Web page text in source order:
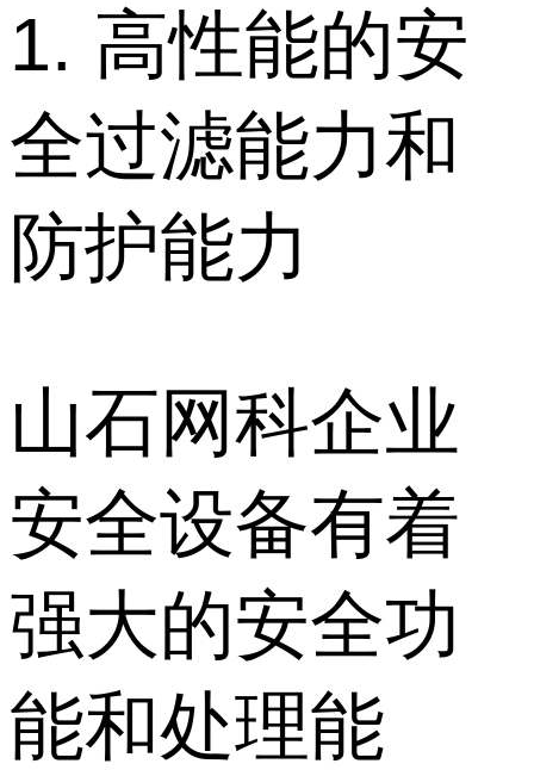
1. 高性能的安
全过滤能力和
防护能力
山石网科企业
安全设备有着
强大的安全功
能和处理能